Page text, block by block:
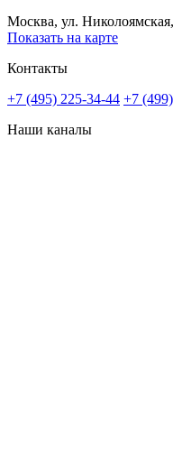
Москва, ул.
Показать на карте
Контакты
+7 (495) 225-34-44 +7
Наши каналы